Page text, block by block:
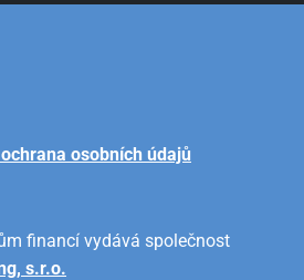
osobních údajů
financí vydává společnost
s.r.o.